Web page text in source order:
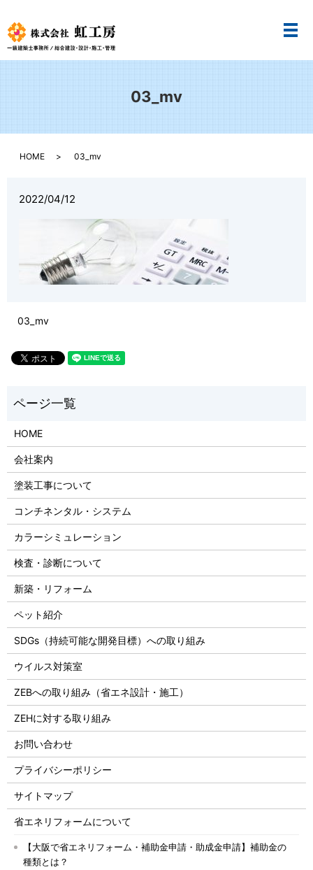
メ
03_mv
HOME 03_mv
2022/04/12
03_mv
HOME
会社案内
塗装工事について
コンチネンタル・システム
カラーシミュレーション
検査・診断について
新築・リフォーム
ペット紹介
SDGs（持続可能な開発目標）への取り組み
ウイルス対策室
ZEBへの取り組み（省エネ設計・施工）
ZEHに対する取り組み
お問い合わせ
プライバシーポリシー
サイトマップ
省エネリフォームについて
【大阪で省エネリフォーム・補助金申請・助成金申請】補助金の
種類とは？